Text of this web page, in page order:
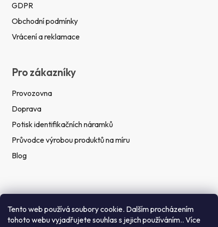
Tento web používá soubory cookie. Dalším procházením
tohoto webu vyjadřujete souhlas s jejich používáním.. Více
GDPR
Obchodní podmínky
Vrácení a reklamace
Pro zákazníky
Provozovna
Doprava
Potisk identifikačních náramků
Průvodce výrobou produktů na míru
Blog
Rychlé kontakty